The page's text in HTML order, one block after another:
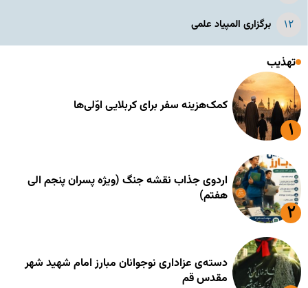
برگزاری المپیاد علمی
تهذیب
کمک‌هزینه سفر برای کربلایی اوّلی‌ها
اردوی جذاب نقشه جنگ (ویژه پسران پنجم الی
هفتم)
دسته‌ی عزاداری نوجوانان مبارز امام شهید شهر
مقدس قم